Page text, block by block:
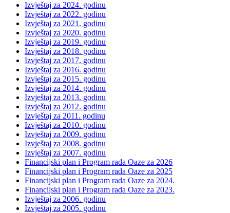
Izvještaj za 2024. godinu
Izvještaj za 2022. godinu
Izvještaj za 2021. godinu
Izvještaj za 2020. godinu
Izvještaj za 2019. godinu
Izvještaj za 2018. godinu
Izvještaj za 2017. godinu
Izvještaj za 2016. godinu
Izvještaj za 2015. godinu
Izvještaj za 2014. godinu
Izvještaj za 2013. godinu
Izvještaj za 2012. godinu
Izvještaj za 2011. godinu
Izvještaj za 2010. godinu
Izvještaj za 2009. godinu
Izvještaj za 2008. godinu
Izvještaj za 2007. godinu
Financijski plan i Program rada Oaze za 2026
Financijski plan i Program rada Oaze za 2025
Financijski plan i Program rada Oaze za 2024.
Financijski plan i Program rada Oaze za 2023.
Izvještaj za 2006. godinu
Izvještaj za 2005. godinu